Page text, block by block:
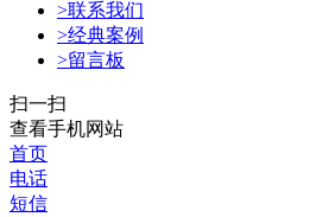
>联系我们
>经典案例
>留言板
扫一扫
查看手机网站
首页
电话
短信